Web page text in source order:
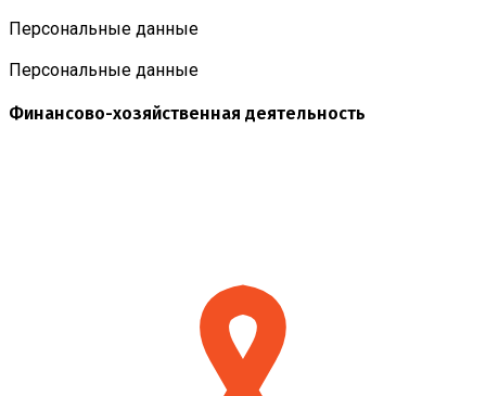
Персональные данные
Персональные данные
Финансово-хозяйственная деятельность